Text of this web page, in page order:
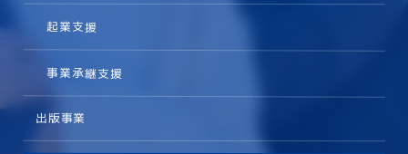
起業支援
事業承継支援
出版事業